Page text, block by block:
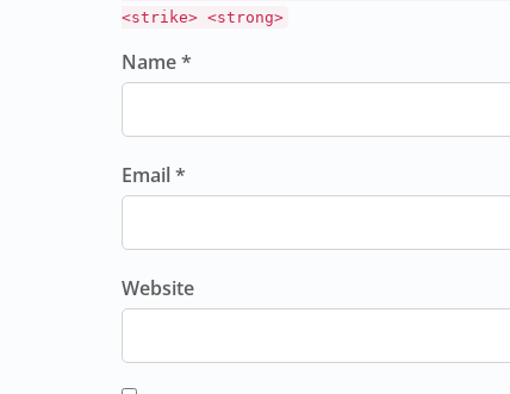
<strike> <strong>
Name *
Email *
Website